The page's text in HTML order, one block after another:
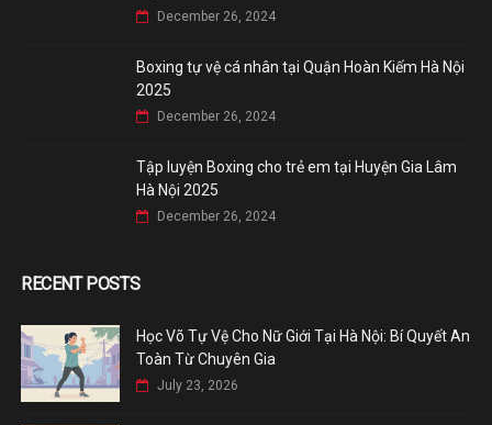
December 26, 2024
Boxing tự vệ cá nhân tại Quận Hoàn Kiếm Hà Nội
2025
December 26, 2024
Tập luyện Boxing cho trẻ em tại Huyện Gia Lâm
Hà Nội 2025
December 26, 2024
RECENT POSTS
Học Võ Tự Vệ Cho Nữ Giới Tại Hà Nội: Bí Quyết An
Toàn Từ Chuyên Gia
July 23, 2026